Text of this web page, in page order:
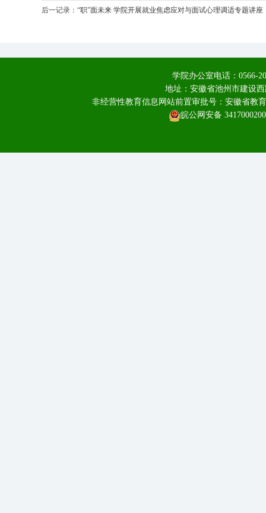
后一记录： “职”面未来 学院开展就业焦虑应对与面试心理调适专题讲座
学院办公室电话：0566-
地址：安徽省池州市建设
非经营性教育信息网站前置审批号：安徽省教
皖公网安备